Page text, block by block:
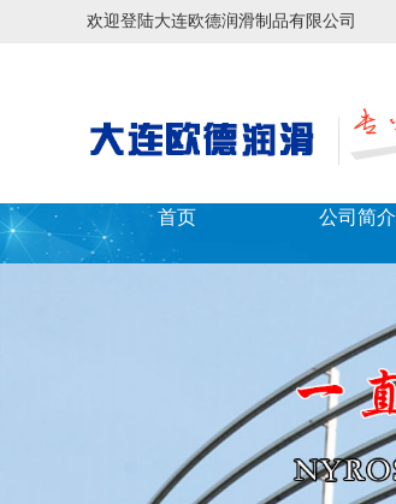
欢迎登陆大连欧德润滑制品有限公司
首页 公司简介